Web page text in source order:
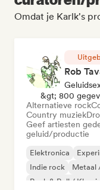
Omdat je Karlk's
Rob
&gt; 800
Alternatieve rock
Country muziek
Geef artiesten
geluid/productie
Elektronica
Indie rock
Metaal
Rock & Roll /